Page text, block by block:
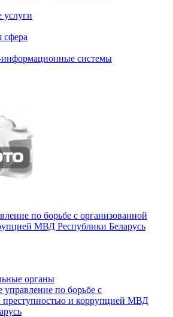
услуги
сфера
системы
по борьбе с организованной
МВД Республики Беларусь
органы
управление по борьбе с
преступностью и коррупцией МВД